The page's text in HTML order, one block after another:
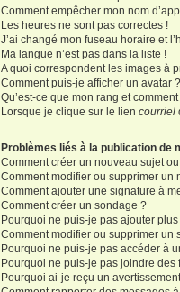
Comment empêcher mon nom
Les heures ne sont pas correctes !
J’ai changé mon fuseau horaire et
Ma langue n’est pas dans la liste !
A quoi correspondent les images à
Comment puis-je afficher un avatar ?
Qu’est-ce que mon rang et
Lorsque je clique sur le lien courriel
Problèmes liés à la publication de
Comment créer un nouveau sujet
Comment modifier ou supprimer un
Comment ajouter une signature à
Comment créer un sondage ?
Pourquoi ne puis-je pas ajouter
Comment modifier ou supprimer un
Pourquoi ne puis-je pas accéder à
Pourquoi ne puis-je pas joindre des
Pourquoi ai-je reçu un